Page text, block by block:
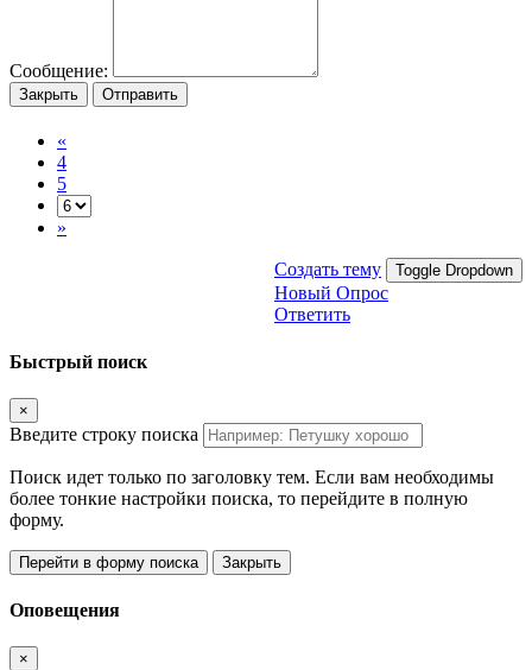
Сообщение:
Закрыть Отправить
«
4
5
»
Создать тему Toggle Dropdown
Новый Опрос
Ответить
Быстрый поиск
×
Введите строку поиска
Поиск идет только по заголовку тем. Если вам необходимы
более тонкие настройки поиска, то перейдите в полную
форму.
Перейти в форму поиска Закрыть
Оповещения
×